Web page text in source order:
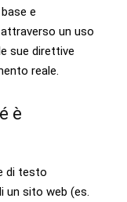
e
un uso
sue direttive
reale.
è
di testo
un sito web (es.